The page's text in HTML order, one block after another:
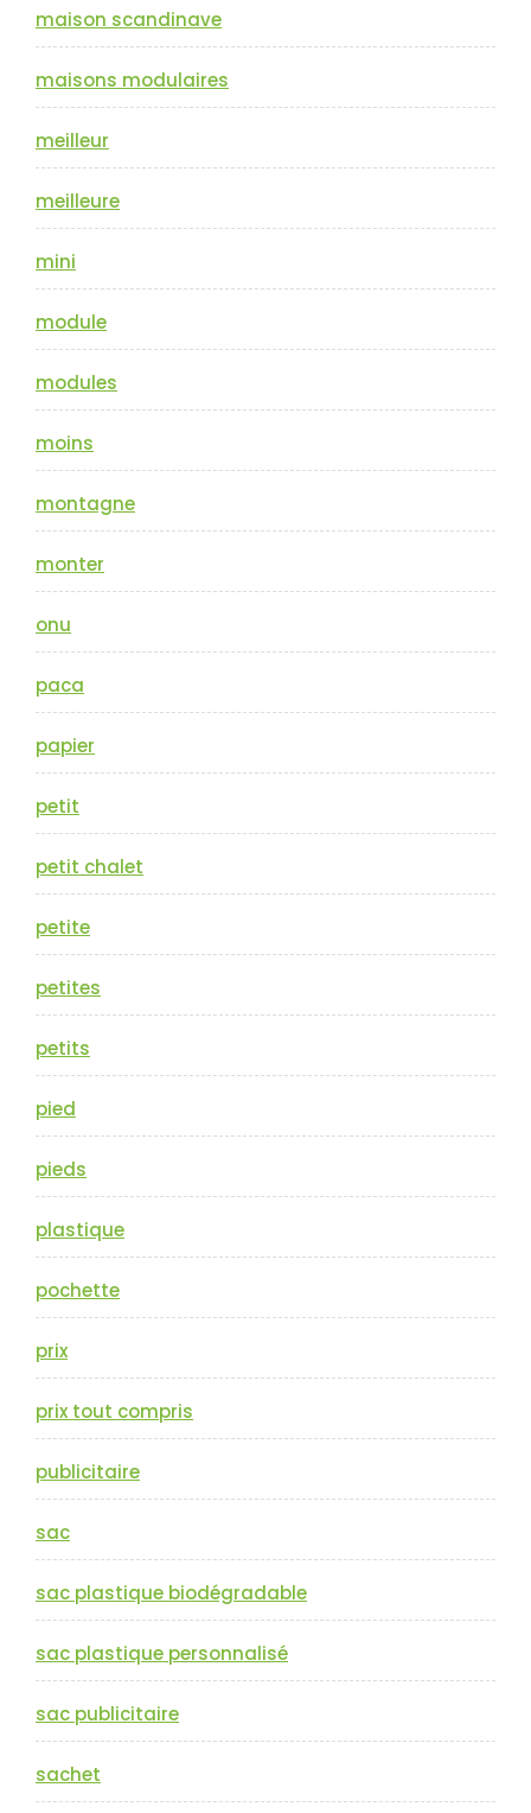
maison scandinave
maisons modulaires
meilleur
meilleure
mini
module
modules
moins
montagne
monter
onu
paca
papier
petit
petit chalet
petite
petites
petits
pied
pieds
plastique
pochette
prix
prix tout compris
publicitaire
sac
sac plastique biodégradable
sac plastique personnalisé
sac publicitaire
sachet